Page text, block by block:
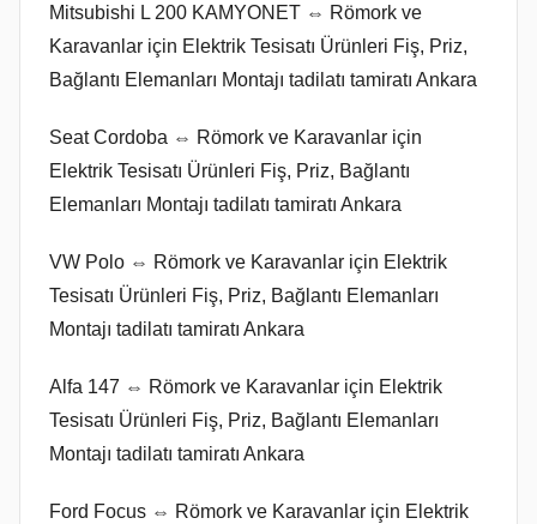
Mitsubishi L 200 KAMYONET ⇔ Römork ve
Karavanlar için Elektrik Tesisatı Ürünleri Fiş, Priz,
Bağlantı Elemanları Montajı tadilatı tamiratı Ankara
Seat Cordoba ⇔ Römork ve Karavanlar için
Elektrik Tesisatı Ürünleri Fiş, Priz, Bağlantı
Elemanları Montajı tadilatı tamiratı Ankara
VW Polo ⇔ Römork ve Karavanlar için Elektrik
Tesisatı Ürünleri Fiş, Priz, Bağlantı Elemanları
Montajı tadilatı tamiratı Ankara
Alfa 147 ⇔ Römork ve Karavanlar için Elektrik
Tesisatı Ürünleri Fiş, Priz, Bağlantı Elemanları
Montajı tadilatı tamiratı Ankara
Ford Focus ⇔ Römork ve Karavanlar için Elektrik